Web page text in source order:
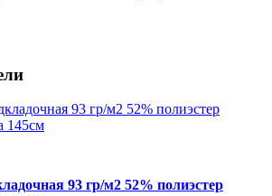
93 гр/м2 52% полиэстер